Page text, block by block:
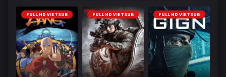
FULL HD VIETSUB FULL HD VIETSUB FULL HD VIETSUB